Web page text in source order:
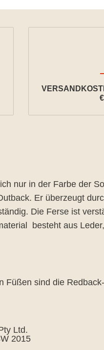
nur in der Farbe der
Er überzeugt
Die Ferse ist
besteht aus
Füßen sind die
Ltd.
2015